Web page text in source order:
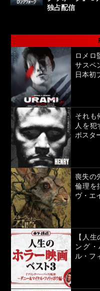
独占配信
ロメロ
サスペ
日本初
それも
人を犯
ポスタ
喪失の
倫理を
ヴ・エ
【人
ング
ル・フ